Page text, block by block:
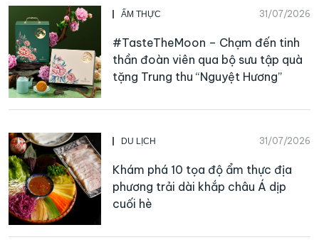
ẨM THỰC 31/07/2026
#TasteTheMoon – Chạm đến tinh
thần đoàn viên qua bộ sưu tập quà
tặng Trung thu “Nguyệt Hương”
DU LỊCH 31/07/2026
Khám phá 10 tọa độ ẩm thực địa
phương trải dài khắp châu Á dịp
cuối hè